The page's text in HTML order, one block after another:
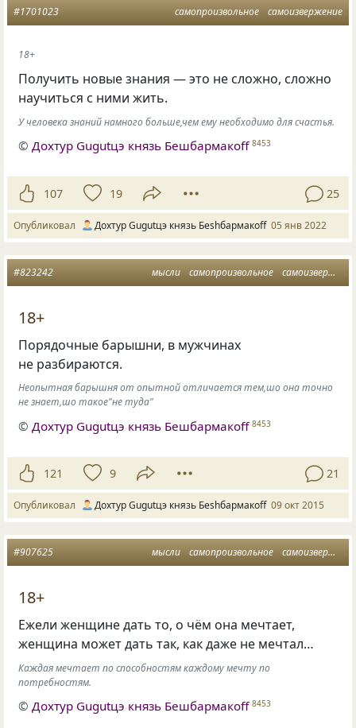
самопроизвольное самоизвержение
#1701023
18+
Получить новые знания — это не сложно, сложно
научиться с ними жить.
У человека знаний намного больше,чем ему необходимо для счастья.
©Дохтур Gugutцэ князь Бешбармакоff 8453
107 19 25
Опубликовал Дохтур Gugutцэ князь Беshбармакоff 05 янв 2022
мысли самопроизвольное самоизвержение
#823242
18+
Порядочные барышни, в мужчинах
не разбираются.
Неопытная барышня от опытной отличается тем,шо она точно
не знает,шо такое"не туда"
© Дохтур Gugutцэ князь Бешбармакоff 8453
121 9 21
Опубликовал Дохтур Gugutцэ князь Беshбармакоff 09 окт 2015
мысли самопроизвольное самоизвержение
#907625
18+
Ежели женщине дать то, о чём она мечтает,
женщина может дать так, как даже не мечтал…
Каждая мечтает по способностям каждому мечту по
потребностям.
©Дохтур Gugutцэ князь Бешбармакоff 8453